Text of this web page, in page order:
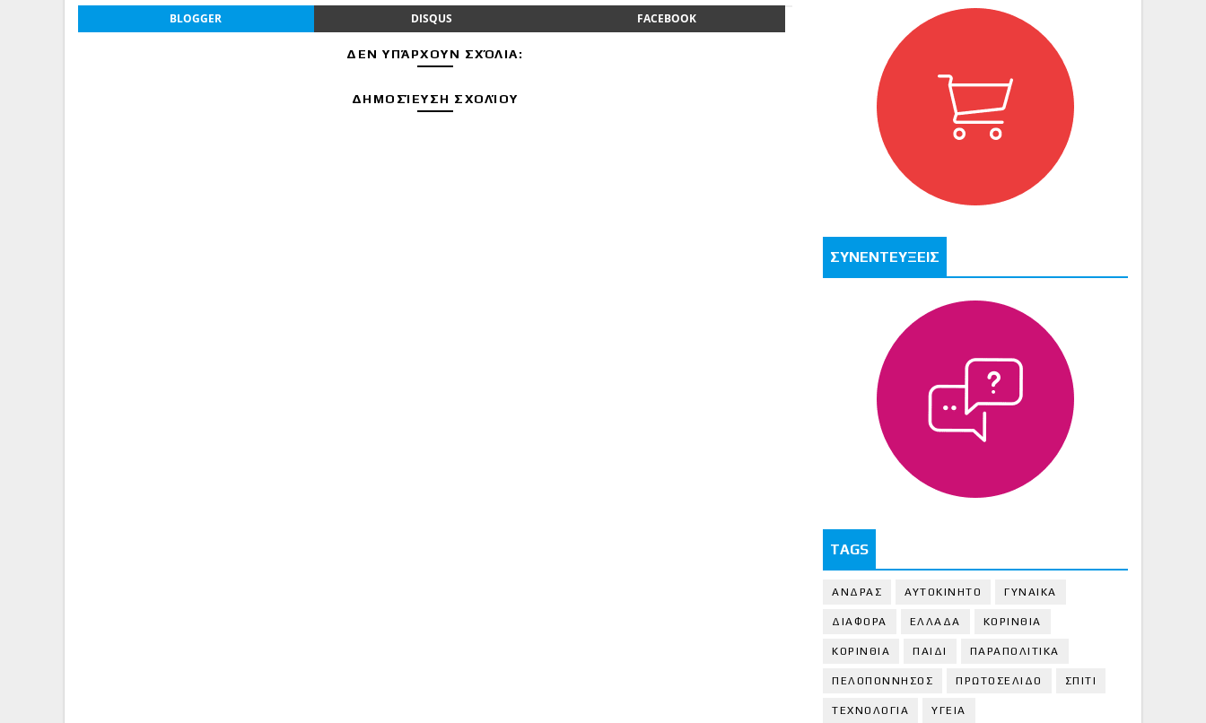
BLOGGER DISQUS FACEBOOK
ΔΕΝ ΥΠΆΡΧΟΥΝ ΣΧΌΛΙΑ:
ΔΗΜΟΣΊΕΥΣΗ ΣΧΟΛΊΟΥ
ΣΥΝΕΝΤΕΥΞΕΙΣ
TAGS
ΑΝΔΡΑΣ ΑΥΤΟΚΙΝΗΤΟ ΓΥΝΑΙΚΑ
ΔΙΑΦΟΡΑ ΕΛΛΑΔΑ ΚΟΡΙΝΘΙΑ
ΚΟΡΙΝΘΙA ΠΑΙΔΙ ΠΑΡΑΠΟΛΙΤΙΚΑ
ΠΕΛΟΠΟΝΝΗΣΟΣ ΠΡΩΤΟΣΕΛΙΔΟ ΣΠΙΤΙ
ΤΕΧΝΟΛΟΓΙΑ ΥΓΕΙΑ